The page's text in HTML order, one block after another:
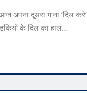
अपना दूसरा गाना ‘दिल
के दिल का हाल…